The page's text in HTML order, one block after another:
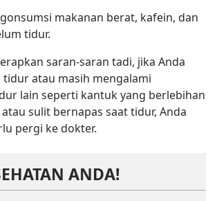
makanan berat, kafein, dan
tidur.
saran-saran tadi, jika Anda
tidur atau masih mengalami
lain seperti kantuk yang berlebihan
sulit bernapas saat tidur, Anda
pergi ke dokter.
ANDA!